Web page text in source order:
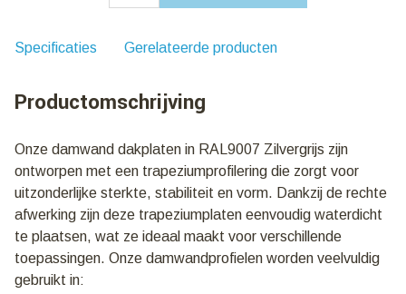
RAL9007
|
6,95
m2
aantal
Specificaties Gerelateerde producten
Productomschrijving
Onze damwand dakplaten in RAL9007 Zilvergrijs zijn
ontworpen met een trapeziumprofilering die zorgt voor
uitzonderlijke sterkte, stabiliteit en vorm. Dankzij de rechte
afwerking zijn deze trapeziumplaten eenvoudig waterdicht
te plaatsen, wat ze ideaal maakt voor verschillende
toepassingen. Onze damwandprofielen worden veelvuldig
gebruikt in: